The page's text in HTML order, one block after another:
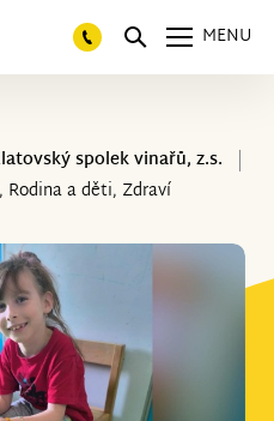
MENU
spolek vinařů, z.s.
a děti, Zdraví